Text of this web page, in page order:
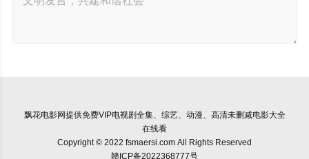
飘花电影网提供免费VIP电视剧全集、综艺、动漫、高清未删减电影大全
在线看
Copyright © 2022 fsmaersi.com All Rights Reserved
赣ICP备2022368777号